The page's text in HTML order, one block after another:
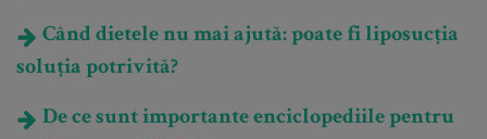
Când dietele nu mai ajută: poate fi liposucția
soluția potrivită?
De ce sunt importante enciclopediile pentru